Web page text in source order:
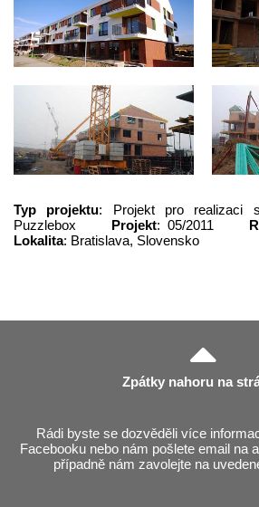
Typ projektu: Projekt pro
Puzzlebox Projekt: 05/2011
Lokalita: Bratislava, Slovensko
Zpátky nahoru na
Rádi byste se dozvěděli více
Facebooku nebo nám pošlete email na
případně nám zavolejte na